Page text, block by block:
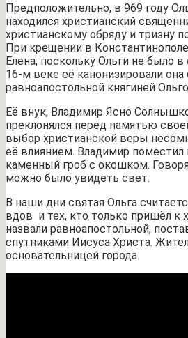
Предположительно, в 969 году
находился христианский
христианскому обряду и тризну
При крещении в
Елена, поскольку Ольги не было в
16-м веке её канонизировали она
равноапостольной княгиней
Её внук, Владимир Ясно
преклонялся перед памятью
выбор христианской веры
её влиянием. Владимир
каменный гроб с окошком.
можно было увидеть свет.
В наши дни святая Ольга
вдов и тех, кто только пришёл к
назвали равноапостольной,
спутниками Иисуса Христа.
основательницей города.